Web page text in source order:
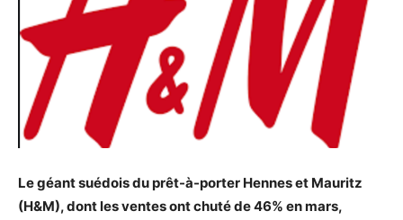
Le géant suédois du prêt-à-porter Hennes et Mauritz
(H&M), dont les ventes ont chuté de 46% en mars,